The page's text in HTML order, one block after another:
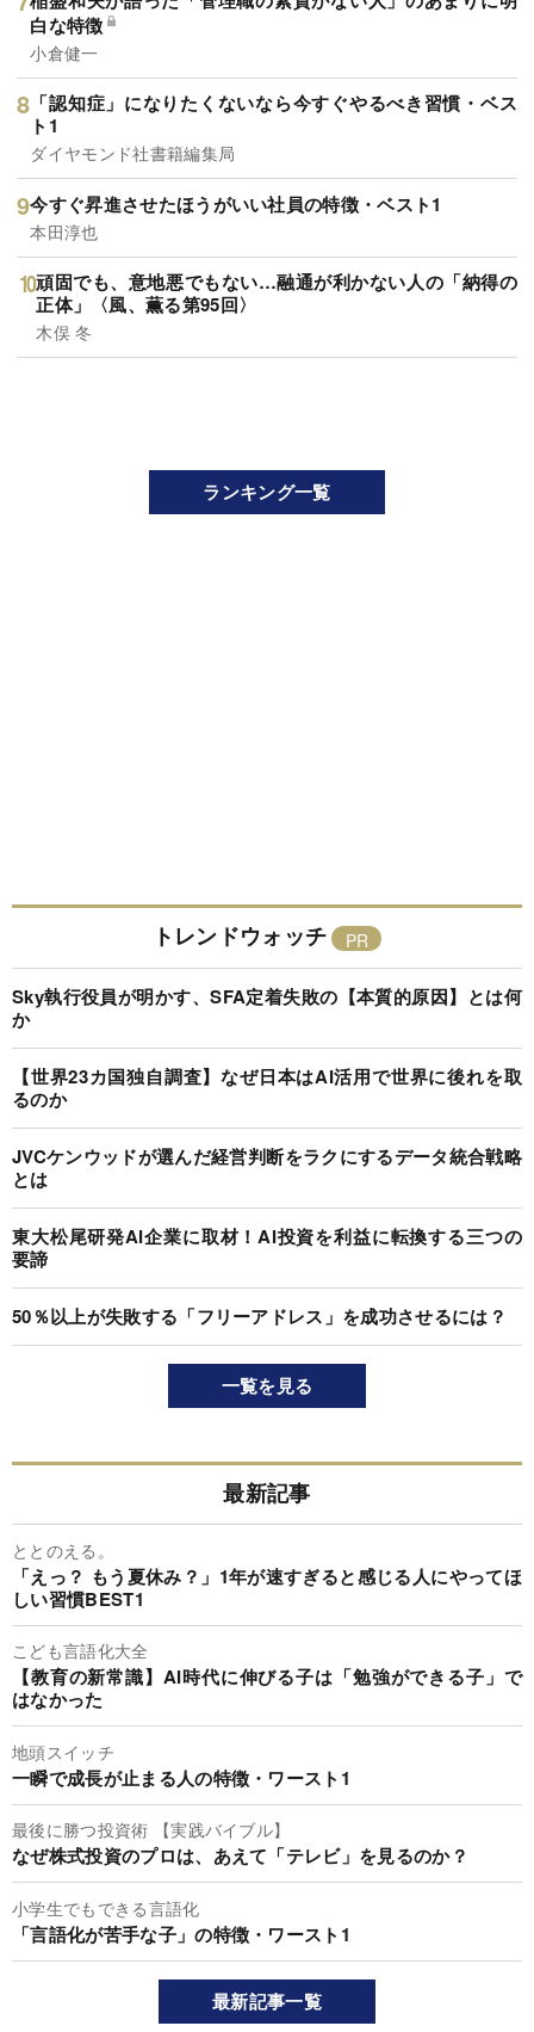
白な特徴
小倉健一
「認知症」になりたくないなら今すぐやるべき習慣・ベス
ト1
ダイヤモンド社書籍編集局
今すぐ昇進させたほうがいい社員の特徴・ベスト1
本田淳也
頑固でも、意地悪でもない…融通が利かない人の「納得の
正体」〈風、薫る第95回〉
木俣 冬
ランキング一覧
トレンドウォッチ
Sky執行役員が明かす、SFA定着失敗の【本質的原因】とは何
か
【世界23カ国独自調査】なぜ日本はAI活用で世界に後れを取
るのか
JVCケンウッドが選んだ経営判断をラクにするデータ統合戦略
とは
東大松尾研発AI企業に取材！AI投資を利益に転換する三つの
要諦
50％以上が失敗する「フリーアドレス」を成功させるには？
一覧を見る
最新記事
ととのえる。
「えっ？ もう夏休み？」1年が速すぎると感じる人にやってほ
しい習慣BEST1
こども言語化大全
【教育の新常識】AI時代に伸びる子は「勉強ができる子」で
はなかった
地頭スイッチ
一瞬で成長が止まる人の特徴・ワースト1
最後に勝つ投資術 【実践バイブル】
なぜ株式投資のプロは、あえて「テレビ」を見るのか？
小学生でもできる言語化
「言語化が苦手な子」の特徴・ワースト1
最新記事一覧